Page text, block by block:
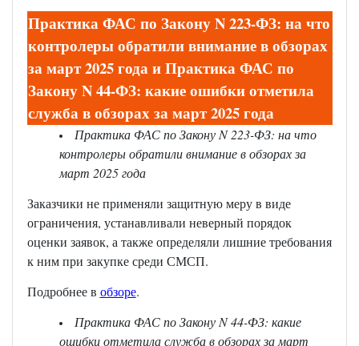
Практика ФАС по Закону N 223-ФЗ: на что
контролеры обратили внимание в обзорах
за март 2025 года и Практика ФАС по
Закону N 44-ФЗ: какие ошибки отметила
служба в обзорах за март 2025 года
Практика ФАС по Закону N 223-ФЗ: на что
контролеры обратили внимание в обзорах за
март 2025 года
Заказчики не применяли защитную меру в виде
ограничения, устанавливали неверный порядок
оценки заявок, а также определяли лишние требования
к ним при закупке среди СМСП.
Подробнее в обзоре.
Практика ФАС по Закону N 44-ФЗ: какие
ошибки отметила служба в обзорах за март